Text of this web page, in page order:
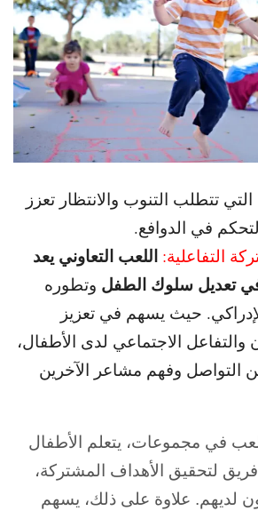
التي تتطلب التنوب والانتظار تعزز
في الدوافع.
التفاعلية: اللعب التعاوني يعد
تعديل سلوك الطفل وتطوره
حيث يسهم في تعزيز
والتفاعل الاجتماعي لدى الأطفال،
التواصل وفهم مشاعر الآخرين
في مجموعات، يتعلم الأطفال
لتحقيق الأهداف المشتركة،
لديهم. علاوة على ذلك، يسهم